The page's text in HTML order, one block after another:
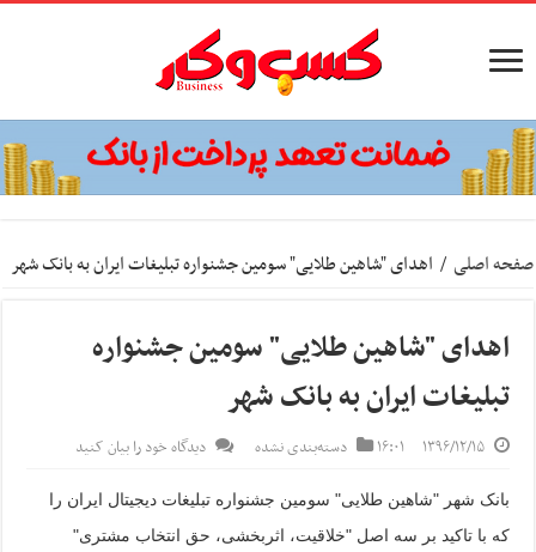
صفحه اصلی / اهدای "شاهین طلایی" سومین جشنواره تبلیغات ایران به بانک شهر
اهدای "شاهین طلایی" سومین جشنواره
تبلیغات ایران به بانک شهر
۱۳۹۶/۱۲/۱۵ ۱۶:۰۱ دسته‌بندی نشده دیدگاه خود را بیان کنید
بانک شهر "شاهین طلایی" سومین جشنواره تبلیغات دیجیتال ایران را
که با تاکید بر سه اصل "خلاقیت، اثربخشی، حق انتخاب مشتری"